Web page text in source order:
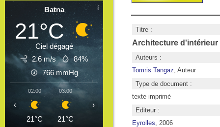
Titre :
Architecture
Auteurs :
Tomris Tangaz, Auteur
Type de document :
texte imprimé
Editeur :
Eyrolles, 2006
Batna
21°C
Ciel dégagé
2.6 m/s
84%
766 mmHg
02:00
21°C
03:00
21°C
04:00
20°C 19°C
‹ ›